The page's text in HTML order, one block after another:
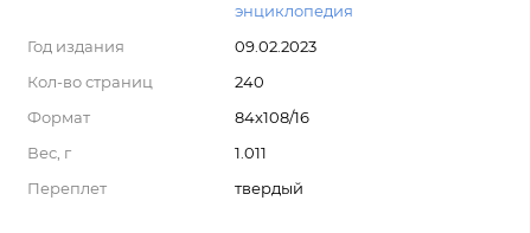
энциклопедия
Год издания
09.02.2023
Кол-во страниц
240
Формат
84x108/16
Вес, г
1.011
Переплет
твердый